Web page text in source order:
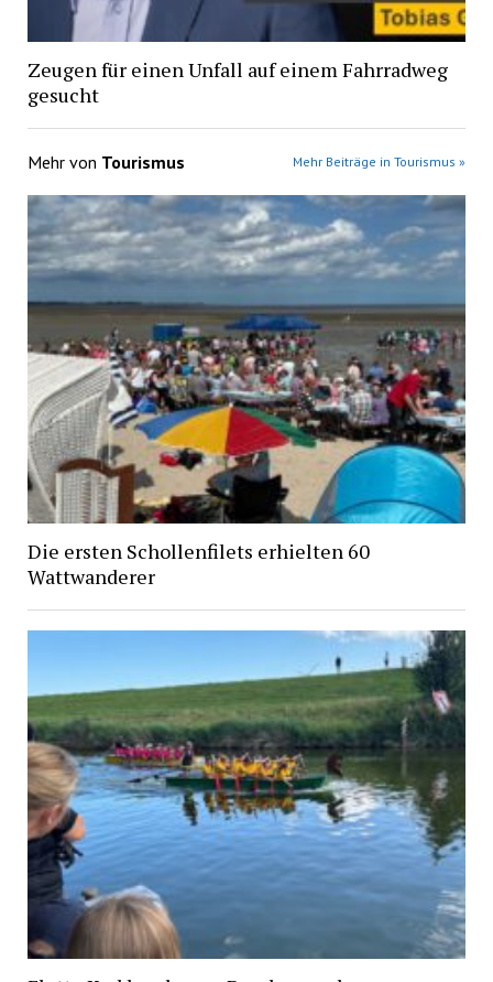
Zeugen für einen Unfall auf einem Fahrradweg
gesucht
Mehr von Tourismus Mehr Beiträge in Tourismus »
Die ersten Schollenfilets erhielten 60
Wattwanderer